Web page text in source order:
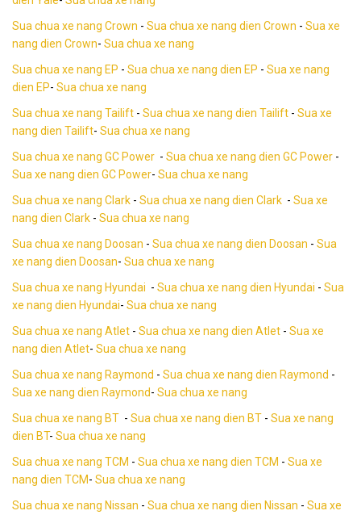
Sua chua xe nang Crown - Sua chua xe nang dien Crown - Sua xe
nang dien Crown- Sua chua xe nang
Sua chua xe nang EP - Sua chua xe nang dien EP - Sua xe nang
dien EP- Sua chua xe nang
Sua chua xe nang Tailift - Sua chua xe nang dien Tailift - Sua xe
nang dien Tailift- Sua chua xe nang
Sua chua xe nang GC Power - Sua chua xe nang dien GC Power -
Sua xe nang dien GC Power- Sua chua xe nang
Sua chua xe nang Clark - Sua chua xe nang dien Clark - Sua xe
nang dien Clark - Sua chua xe nang
Sua chua xe nang Doosan - Sua chua xe nang dien Doosan - Sua
xe nang dien Doosan- Sua chua xe nang
Sua chua xe nang Hyundai - Sua chua xe nang dien Hyundai - Sua
xe nang dien Hyundai- Sua chua xe nang
Sua chua xe nang Atlet - Sua chua xe nang dien Atlet - Sua xe
nang dien Atlet- Sua chua xe nang
Sua chua xe nang Raymond - Sua chua xe nang dien Raymond -
Sua xe nang dien Raymond- Sua chua xe nang
Sua chua xe nang BT - Sua chua xe nang dien BT - Sua xe nang
dien BT- Sua chua xe nang
Sua chua xe nang TCM - Sua chua xe nang dien TCM - Sua xe
nang dien TCM- Sua chua xe nang
Sua chua xe nang Nissan - Sua chua xe nang dien Nissan - Sua xe